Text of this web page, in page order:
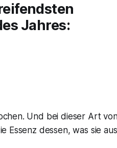
Jahres:
Und bei dieser Art
Essenz dessen, was sie